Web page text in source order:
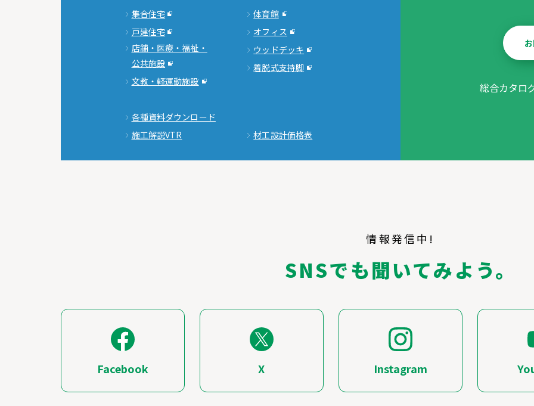
集合住宅
戸建住宅
店舗・医療・福祉・
公共施設
文教・軽運動施設
体育館
オフィス
ウッドデッキ
着脱式支持脚
各種資料ダウンロード
施工解説VTR
材工設計価格表
総合カタロ
情報発信中!
SNSでも聞いてみよう。
Facebook X Instagram